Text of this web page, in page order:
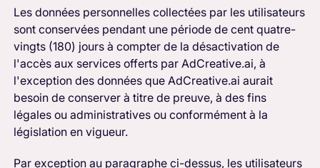
Les données personnelles collectées par les utilisateurs
sont conservées pendant une période de cent quatre-
vingts (180) jours à compter de la désactivation de
l'accès aux services offerts par AdCreative.ai, à
l'exception des données que AdCreative.ai aurait
besoin de conserver à titre de preuve, à des fins
légales ou administratives ou conformément à la
législation en vigueur.
Par exception au paragraphe ci-dessus, les utilisateurs